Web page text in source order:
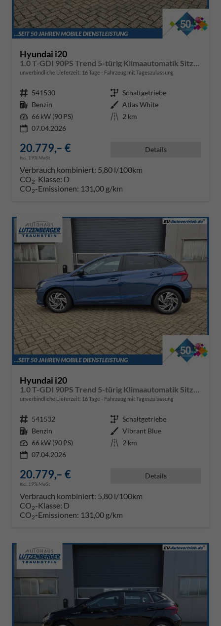
Hyundai i20
unverbindliche Lieferzeit: 16 Tage Fahrzeug mit Tageszulassung
Fahrzeugnr. 541530 Getriebe Schaltgetriebe
Kraftstoff Benzin Außenfarbe Atlas White
Leistung 66 kW (90 PS) Kilometerstand 2 km
07.04.2026
20.779,– €
incl. 19% MwSt.
Details
Verbrauch kombiniert: 5,80 l/100km
CO2-Klasse: D
CO2-Emissionen: 131,00 g/km
Hyundai i20
unverbindliche Lieferzeit: 16 Tage Fahrzeug mit Tageszulassung
Fahrzeugnr. 541532 Getriebe Schaltgetriebe
Kraftstoff Benzin Außenfarbe Vibrant Blue
Leistung 66 kW (90 PS) Kilometerstand 2 km
07.04.2026
20.779,– €
incl. 19% MwSt.
Details
Verbrauch kombiniert: 5,80 l/100km
CO2-Klasse: D
CO2-Emissionen: 131,00 g/km